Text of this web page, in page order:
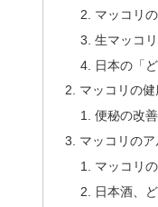
マッコリ
生マッコ
日本の「
マッコリの
便秘の改
マッコリの
マッコリ
日本酒、